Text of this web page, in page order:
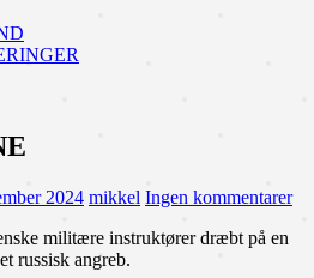
2024 mikkel Ingen kommentarer
militære instruktører dræbt på en
russisk angreb.